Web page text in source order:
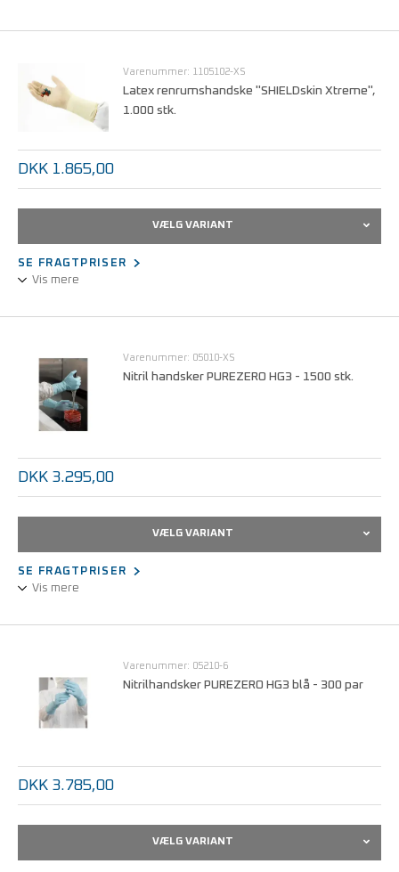
Varenummer: 1105102-XS
Latex renrumshandske "SHIELDskin Xtreme",
1.000 stk.
DKK 1.865,00
VÆLG VARIANT
SE FRAGTPRISER
Vis mere
Varenummer: 05010-XS
Nitril handsker PUREZERO HG3 - 1500 stk.
DKK 3.295,00
VÆLG VARIANT
SE FRAGTPRISER
Vis mere
Varenummer: 05210-6
Nitrilhandsker PUREZERO HG3 blå - 300 par
DKK 3.785,00
VÆLG VARIANT